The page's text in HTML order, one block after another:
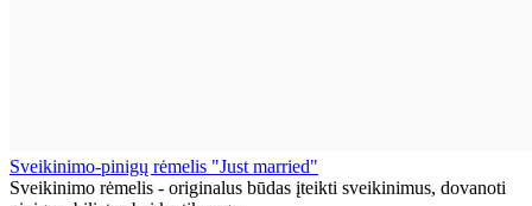
Sveikinimo-pinigų rėmelis "Just married"
Sveikinimo rėmelis - originalus būdas įteikti sveikinimus, dovanoti